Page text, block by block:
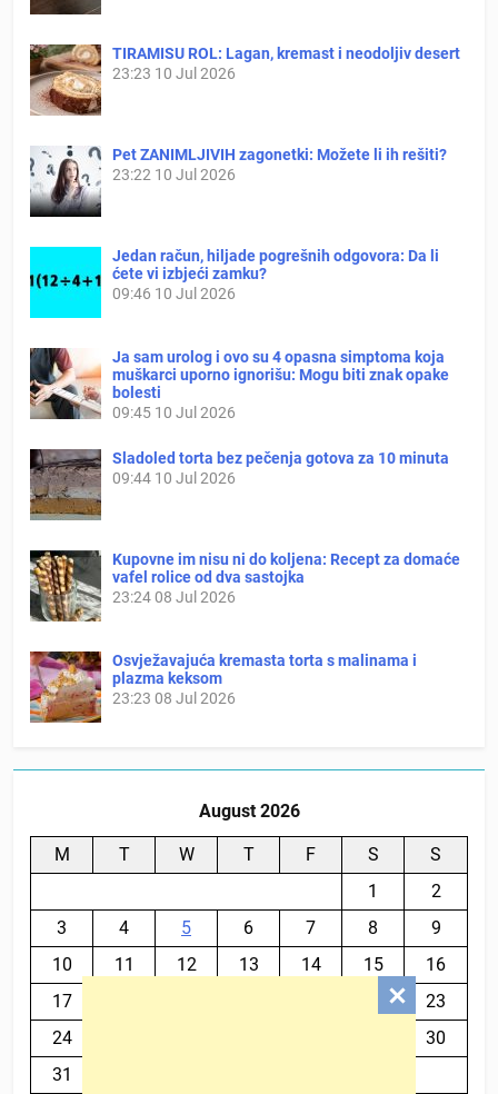
TIRAMISU ROL: Lagan, kremast i neodoljiv desert
23:23 10 Jul 2026
Pet ZANIMLJIVIH zagonetki: Možete li ih rešiti?
23:22 10 Jul 2026
Jedan račun, hiljade pogrešnih odgovora: Da li
ćete vi izbjeći zamku?
09:46 10 Jul 2026
Ja sam urolog i ovo su 4 opasna simptoma koja
muškarci uporno ignorišu: Mogu biti znak opake
bolesti
09:45 10 Jul 2026
Sladoled torta bez pečenja gotova za 10 minuta
09:44 10 Jul 2026
Kupovne im nisu ni do koljena: Recept za domaće
vafel rolice od dva sastojka
23:2408 Jul 2026
Osvježavajuća kremasta torta s malinama i
plazma keksom
23:23 08 Jul 2026
August 2026
M T W T F S
S
1
2
3
4 5 6 7 8
9
10
11 12 13 14 15
16
17
23
24
30
31